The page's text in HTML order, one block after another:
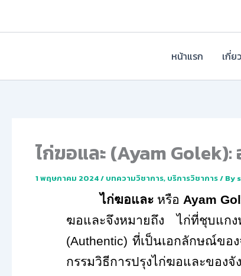
หน้าแรก เกี่
ไก่ฆอและ (Ayam
1 พฤษภาคม 2024/ บทความวิชาการ, บริการวิชาการ/ By
ไก่ฆอและหรือAyam
ฆอและจึงหมายถึง ไก่ที่ชุบแก
(Authentic) ที่เป็นเอกลักษณ์ขอ
กรรมวิธีการปรุงไก่ฆอและของ